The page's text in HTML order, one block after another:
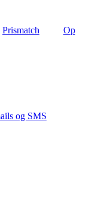
Prismatch
Op
og SMS